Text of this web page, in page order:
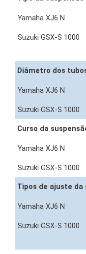
Diâmetro dos
Curso da
Tipos de ajuste